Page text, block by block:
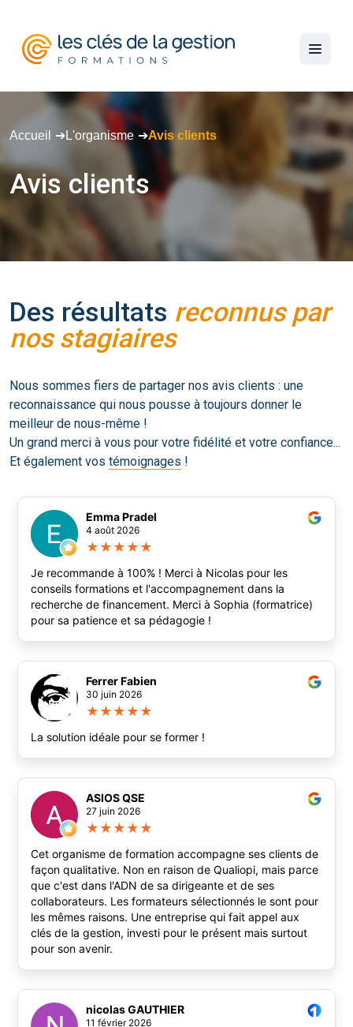
Accueil L'organisme Avis clients
Avis clients
Des résultats reconnus par
nos stagiaires
Nous sommes fiers de partager nos avis clients : une
reconnaissance qui nous pousse à toujours donner le
meilleur de nous-même !
Un grand merci à vous pour votre fidélité et votre confiance...
Et également vos témoignages !